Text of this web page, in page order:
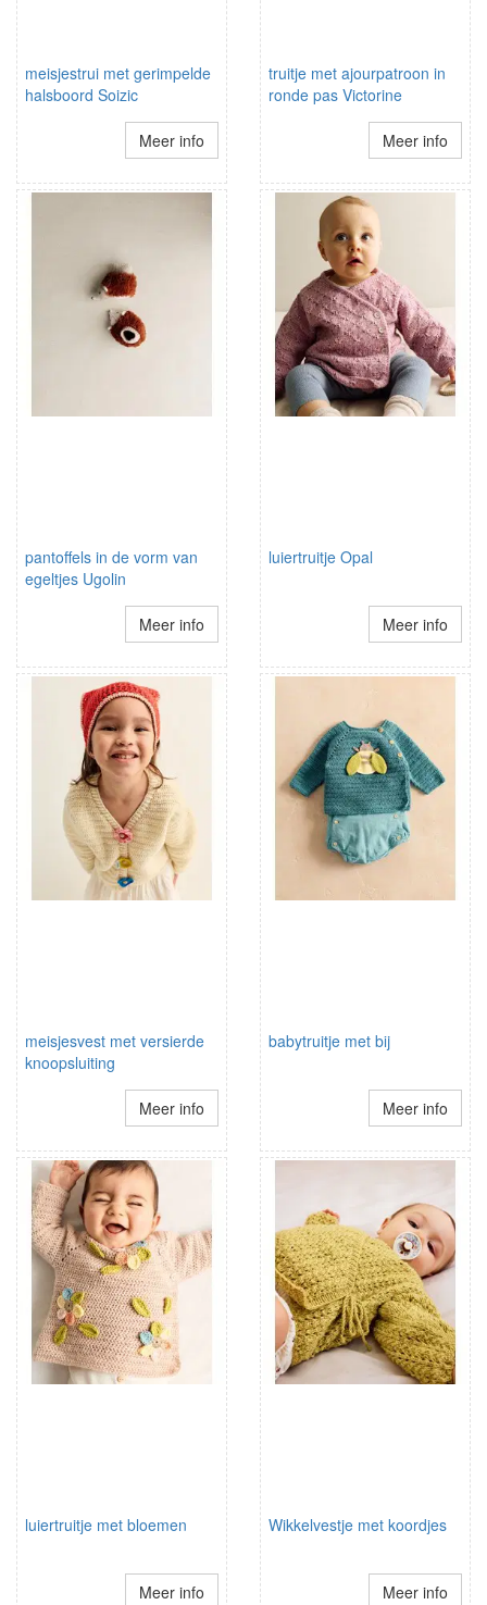
meisjestrui met gerimpelde
halsboord Soizic
Meer info
truitje met ajourpatroon in
ronde pas Victorine
Meer info
pantoffels in de vorm van
egeltjes Ugolin
Meer info
luiertruitje Opal
Meer info
meisjesvest met versierde
knoopsluiting
Meer info
babytruitje met bij
Meer info
luiertruitje met bloemen
Meer info
Wikkelvestje met koordjes
Meer info